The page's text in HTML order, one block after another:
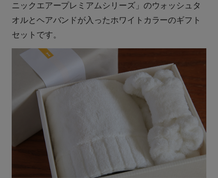
ニックエアープレミアムシリーズ」のウォッシュタ
オルとヘアバンドが入ったホワイトカラーのギフト
セットです。